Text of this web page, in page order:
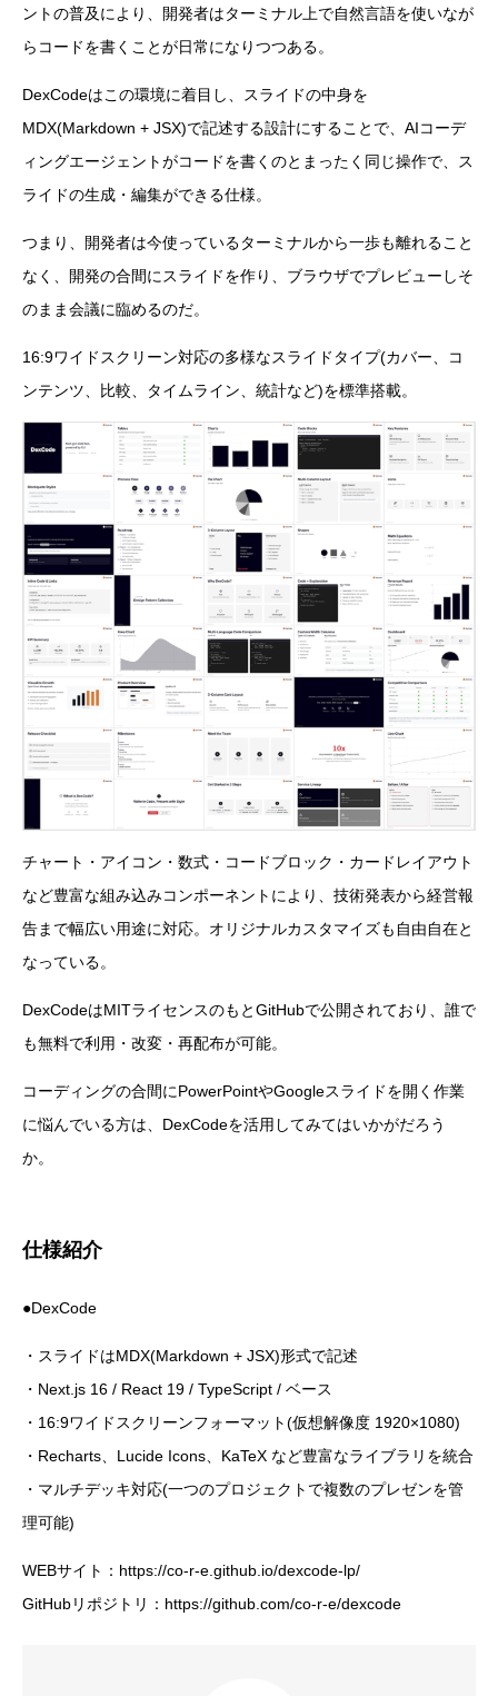
ントの普及により、開発者はターミナル上で自然言語を使いなが
らコードを書くことが日常になりつつある。
DexCodeはこの環境に着目し、スライドの中身を
MDX(Markdown + JSX)で記述する設計にすることで、AIコーデ
ィングエージェントがコードを書くのとまったく同じ操作で、ス
ライドの生成・編集ができる仕様。
つまり、開発者は今使っているターミナルから一歩も離れること
なく、開発の合間にスライドを作り、ブラウザでプレビューしそ
のまま会議に臨めるのだ。
16:9ワイドスクリーン対応の多様なスライドタイプ(カバー、コ
ンテンツ、比較、タイムライン、統計など)を標準搭載。
チャート・アイコン・数式・コードブロック・カードレイアウト
など豊富な組み込みコンポーネントにより、技術発表から経営報
告まで幅広い用途に対応。オリジナルカスタマイズも自由自在と
なっている。
DexCodeはMITライセンスのもとGitHubで公開されており、誰で
も無料で利用・改変・再配布が可能。
コーディングの合間にPowerPointやGoogleスライドを開く作業
に悩んでいる方は、DexCodeを活用してみてはいかがだろう
か。
仕様紹介
●DexCode
・スライドはMDX(Markdown + JSX)形式で記述
・Next.js 16 / React 19 / TypeScript / ベース
・16:9ワイドスクリーンフォーマット(仮想解像度 1920×1080)
・Recharts、Lucide Icons、KaTeX など豊富なライブラリを統合
・マルチデッキ対応(一つのプロジェクトで複数のプレゼンを管
理可能)
WEBサイト：https://co-r-e.github.io/dexcode-lp/
GitHubリポジトリ：https://github.com/co-r-e/dexcode